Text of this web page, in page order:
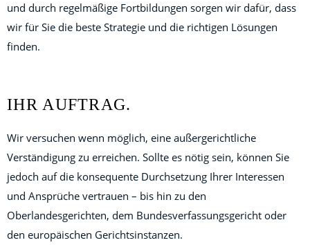
und durch regelmäßige Fortbildungen sorgen wir dafür, dass
wir für Sie die beste Strategie und die richtigen Lösungen
finden.
IHR AUFTRAG.
Wir versuchen wenn möglich, eine außergerichtliche
Verständigung zu erreichen. Sollte es nötig sein, können Sie
jedoch auf die konsequente Durchsetzung Ihrer Interessen
und Ansprüche vertrauen – bis hin zu den
Oberlandesgerichten, dem Bundesverfassungsgericht oder
den europäischen Gerichtsinstanzen.